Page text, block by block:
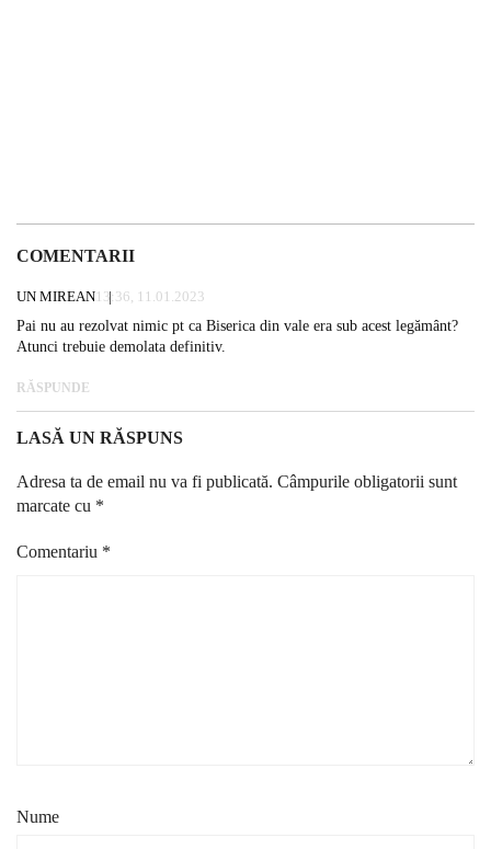
COMENTARII
UN MIREAN13:36, 11.01.2023
Pai nu au rezolvat nimic pt ca Biserica din vale era sub acest legământ?
Atunci trebuie demolata definitiv.
RĂSPUNDE
LASĂ UN RĂSPUNS
Adresa ta de email nu va fi publicată. Câmpurile obligatorii sunt
marcate cu *
Comentariu *
Nume